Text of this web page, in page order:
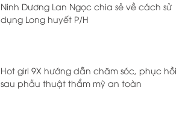
Ninh Dương Lan Ngọc chia sẻ về cách sử
dụng Long huyết P/H
Hot girl 9X hướng dẫn chăm sóc, phục hồi
sau phẫu thuật thẩm mỹ an toàn